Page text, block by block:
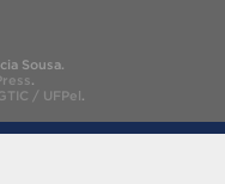
Sousa.
.
/ UFPel.